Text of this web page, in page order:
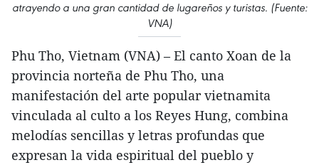
atrayendo a una gran cantidad de lugareños y turistas. (Fuente:
VNA)
Phu Tho, Vietnam (VNA) – El canto Xoan de la
provincia norteña de Phu Tho, una
manifestación del arte popular vietnamita
vinculada al culto a los Reyes Hung, combina
melodías sencillas y letras profundas que
expresan la vida espiritual del pueblo y